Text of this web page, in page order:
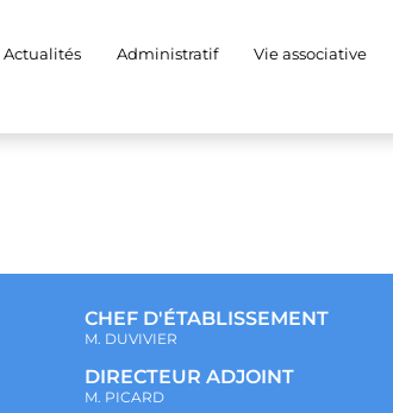
Actualités Administratif Vie associative
addf-
CHEF D'ÉTABLISSEMENT
M. DUVIVIER
DIRECTEUR ADJOINT
M. PICARD